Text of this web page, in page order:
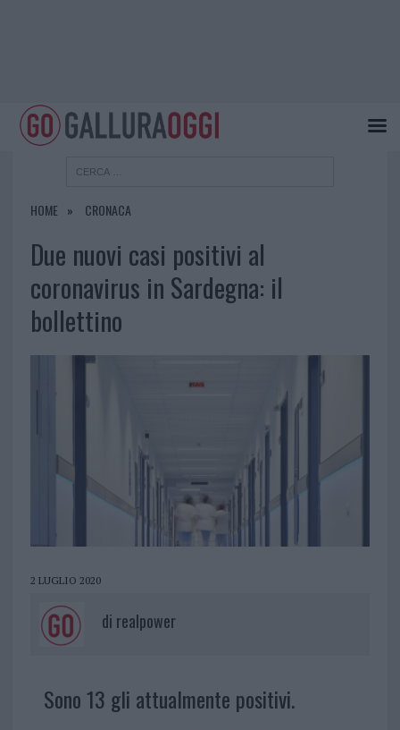
HOME CRONACA
Due nuovi casi positivi al
coronavirus in Sardegna: il
bollettino
2 LUGLIO 2020
di realpower
Sono 13 gli attualmente positivi.